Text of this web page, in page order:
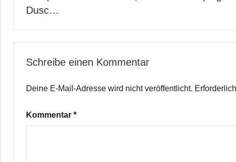
Dusc…
Schreibe einen Kommentar
Deine E-Mail-Adresse wird nicht veröffentlicht.
Kommentar *